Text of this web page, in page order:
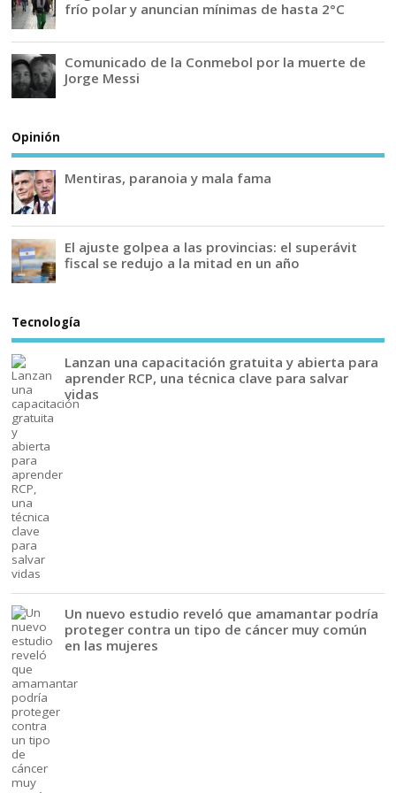
frío polar y anuncian mínimas de hasta 2°C
Comunicado de la Conmebol por la muerte de
Jorge Messi
Opinión
Mentiras, paranoia y mala fama
El ajuste golpea a las provincias: el superávit
fiscal se redujo a la mitad en un año
Tecnología
Lanzan una capacitación gratuita y abierta para
aprender RCP, una técnica clave para salvar
vidas
Un nuevo estudio reveló que amamantar podría
proteger contra un tipo de cáncer muy común
en las mujeres